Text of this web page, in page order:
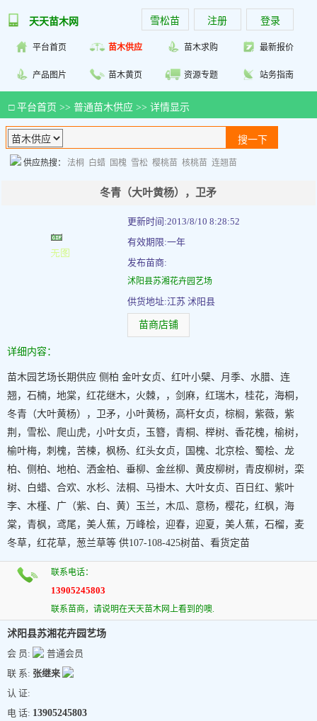
天天苗木网 雪松苗 注册 登录
平台首页 苗木供应 苗木求购 最新报价
产品图片 苗木黄页 资源专题 站务指南
□ 平台首页 >> 普通苗木供应 >> 详情显示
供应热搜： 法桐 白蜡 国槐 雪松 樱桃苗 核桃苗 连翘苗
冬青（大叶黄杨），卫矛
更新时间:2013/8/10 8:28:52
有效期限:一年
发布苗商:
沭阳县苏湘花卉园艺场
供货地址:江苏 沭阳县
苗商店铺
详细内容：
苗木园艺场长期供应 侧柏 金叶女贞、红叶小檗、月季、水腊、连
翘，石楠，地棠，红花继木，火棘，，剑麻，红瑞木，桂花，海桐，
冬青（大叶黄杨），卫矛，小叶黄杨，高杆女贞，棕榈，紫薇，紫
荆，雪松、爬山虎，小叶女贞，玉簪，青桐、榉树、香花槐，榆树，
榆叶梅，刺槐，苦楝，枫杨、红头女贞，国槐、北京桧、蜀桧、龙
柏、侧柏、地柏、洒金柏、垂柳、金丝柳、黄皮柳树，青皮柳树，栾
树、白蜡、合欢、水杉、法桐、马褂木、大叶女贞、百日红、紫叶
李、木槿、广（紫、白、黄）玉兰，木瓜、意杨，樱花，红枫，海
棠，青枫，鸢尾，美人蕉，万峰桧，迎春，迎夏，美人蕉，石榴，麦
冬草，红花草，葱兰草等 供107-108-425树苗、看货定苗
联系电话：
13905245803
联系苗商，请说明在天天苗木网上看到的噢.
沭阳县苏湘花卉园艺场
会 员:
普通会员
联 系: 张继来
认 证:
电 话: 13905245803